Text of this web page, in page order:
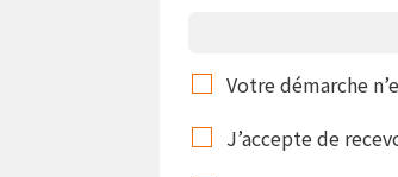
Votre démarche
J’accepte de